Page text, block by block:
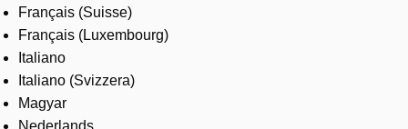
Français (Suisse)
Français (Luxembourg)
Italiano
Italiano (Svizzera)
Magyar
Nederlands